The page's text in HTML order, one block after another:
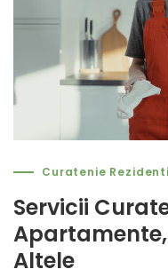
Curatenie
Servicii
Altele